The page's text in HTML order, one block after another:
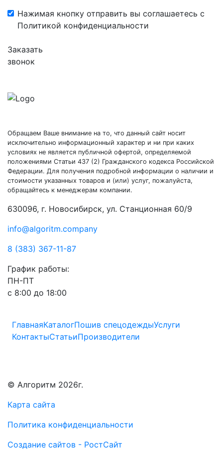
Нажимая кнопку отправить вы соглашаетесь с
Политикой конфиденциальности
Заказать
звонок
Обращаем Ваше внимание на то, что данный сайт носит
исключительно информационный характер и ни при каких
условиях не является публичной офертой, определяемой
положениями Статьи 437 (2) Гражданского кодекса Российской
Федерации. Для получения подробной информации о наличии и
стоимости указанных товаров и (или) услуг, пожалуйста,
обращайтесь к менеджерам компании.
630096, г. Новосибирск, ул. Станционная 60/9
info@algoritm.company
8 (383) 367-11-87
График работы:
ПН-ПТ
с 8:00 до 18:00
ГлавнаяКаталогПошив спецодеждыУслуги
КонтактыСтатьиПроизводители
© Алгоритм 2026г.
Карта сайта
Политика конфиденциальности
Создание сайтов - РостСайт